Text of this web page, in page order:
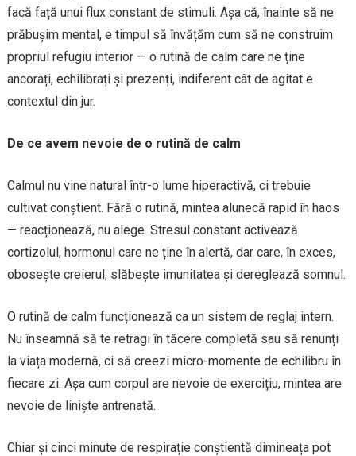
facă față unui flux constant de stimuli. Așa că, înainte să ne
prăbușim mental, e timpul să învățăm cum să ne construim
propriul refugiu interior — o rutină de calm care ne ține
ancorați, echilibrați și prezenți, indiferent cât de agitat e
contextul din jur.
De ce avem nevoie de o rutină de calm
Calmul nu vine natural într-o lume hiperactivă, ci trebuie
cultivat conștient. Fără o rutină, mintea alunecă rapid în haos
— reacționează, nu alege. Stresul constant activează
cortizolul, hormonul care ne ține în alertă, dar care, în exces,
obosește creierul, slăbește imunitatea și dereglează somnul.
O rutină de calm funcționează ca un sistem de reglaj intern.
Nu înseamnă să te retragi în tăcere completă sau să renunți
la viața modernă, ci să creezi micro-momente de echilibru în
fiecare zi. Așa cum corpul are nevoie de exercițiu, mintea are
nevoie de liniște antrenată.
Chiar și cinci minute de respirație conștientă dimineața pot